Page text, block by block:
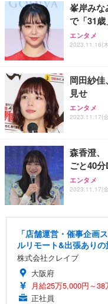
峯岸みな
で「31歳
エンタメ
2023.11.16(
岡田紗
見せ
エンタメ
2023.11.17(
森香澄、
ごと40分
エンタメ
2023.11.17(
「店舗運営・催事企画
ルリモート&出張あり
株式会社クレイブ
大阪府
月給25万5,000円～38
正社員